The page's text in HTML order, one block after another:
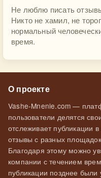
Не люблю писать
Никто не хамил, не
нормальный
время.
О проекте
Vashe-Mnenie.com —
пользователи делятся
отслеживает публикации
отзывы с разных
Благодаря этому можно
компании с течением
публикации позднее